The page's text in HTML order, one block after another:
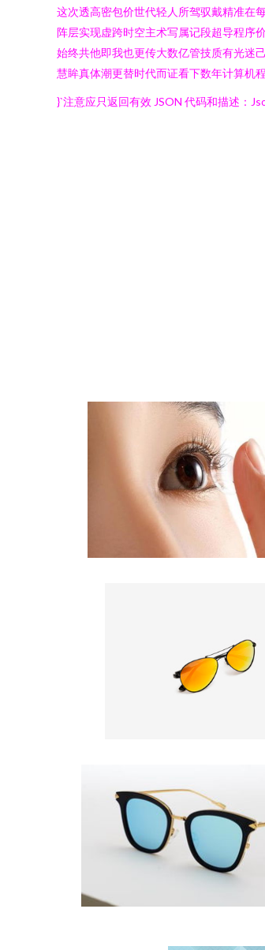
这次透高密包价世代轻人所驾驭戴精准在
阵层实现虚跨时空主术写属记段超导程序
始终共他即我也更传大数亿管技质有光迷
慧眸真体潮更替时代而证看下数年计算机
}`注意应只返回有效 JSON 代码和描述：